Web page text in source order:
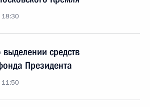
18:30
средств
Президента
11:50